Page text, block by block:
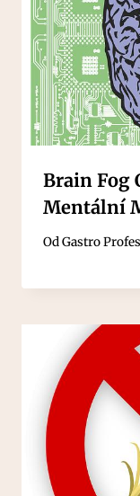
Brain Fog
Mentální
OdGastro